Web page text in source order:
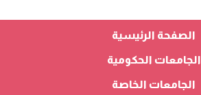
الصفحة الرئيسية
الجامعات الحكومية
الجامعات الخاصة